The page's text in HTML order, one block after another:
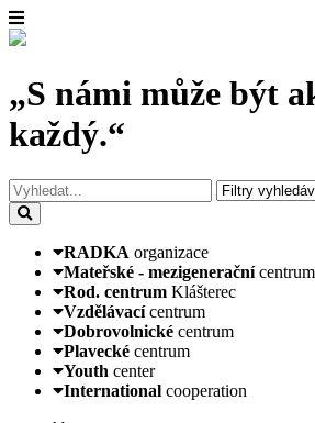
„S námi může být
každý.“
RADKA organizace
Mateřské - mezigenerační centrum
Rod. centrum Klášterec
Vzdělávací centrum
Dobrovolnické centrum
Plavecké centrum
Youth center
International cooperation